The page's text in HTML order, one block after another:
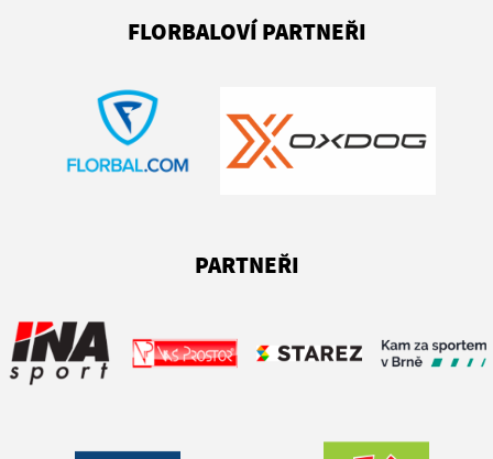
FLORBALOVÍ PARTNEŘI
PARTNEŘI